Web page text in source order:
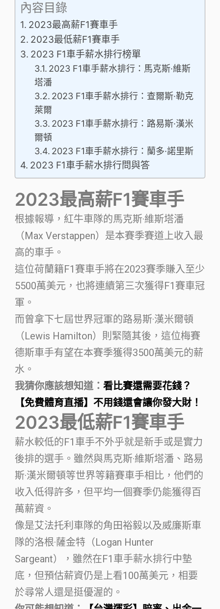
內容目錄
2023最高薪F1賽車手
2023最低薪F1賽車手
2023 F1車手薪水排行榜單
2023 F1車手薪水排行：馬克斯·維斯
塔潘
2023 F1車手薪水排行：查爾斯·勒克
萊爾
2023 F1車手薪水排行：路易斯·漢米
爾頓
2023 F1車手薪水排行：蘭多·諾里斯
2023 F1車手薪水排行問與答
2023最高薪F1賽車手
根據報導，紅牛車隊的馬克斯·維斯塔潘
（Max Verstappen）是本賽季賽道上收入最
高的車手。
這位荷蘭籍F1賽車手將在2023賽季賺入至少
5500萬美元，也將連續第三次獲得F1賽車冠
軍。
而曾拿下七屆世界冠軍的路易斯·漢米爾頓
（Lewis Hamilton）則緊隨其後，這位梅賽
德斯車手有望在本賽季獲得3500萬美元的薪
水。
我猜你應該想知道： 看比賽還需要花錢？
【免費體育直播】不用錢還會讓你發大財！
2023最低薪F1賽車手
薪水較低的F1車手不外乎就是新手或是實力
後排的選手。雖然與馬克斯·維斯塔潘、路易
斯·漢米爾頓等世界等籍賽車手相比，他們的
收入低得許多，但平均一個賽季仍能獲得百
萬薪資。
像是艾法托利車隊的角田裕毅以及威廉斯車
隊的洛根·薩金特（Logan Hunter
Sargeant），雖然在F1車手薪水排行中墊
底，但預估薪資仍是上看100萬美元，相要
於尋常人還是挺優渥的。